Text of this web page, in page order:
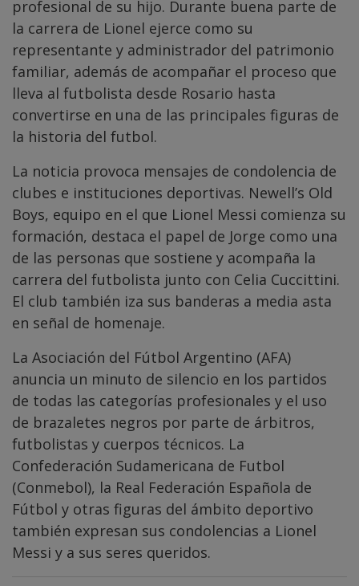
profesional de su hijo. Durante buena parte de
la carrera de Lionel ejerce como su
representante y administrador del patrimonio
familiar, además de acompañar el proceso que
lleva al futbolista desde Rosario hasta
convertirse en una de las principales figuras de
la historia del futbol.
La noticia provoca mensajes de condolencia de
clubes e instituciones deportivas. Newell’s Old
Boys, equipo en el que Lionel Messi comienza su
formación, destaca el papel de Jorge como una
de las personas que sostiene y acompaña la
carrera del futbolista junto con Celia Cuccittini.
El club también iza sus banderas a media asta
en señal de homenaje.
La Asociación del Fútbol Argentino (AFA)
anuncia un minuto de silencio en los partidos
de todas las categorías profesionales y el uso
de brazaletes negros por parte de árbitros,
futbolistas y cuerpos técnicos. La
Confederación Sudamericana de Futbol
(Conmebol), la Real Federación Española de
Fútbol y otras figuras del ámbito deportivo
también expresan sus condolencias a Lionel
Messi y a sus seres queridos.